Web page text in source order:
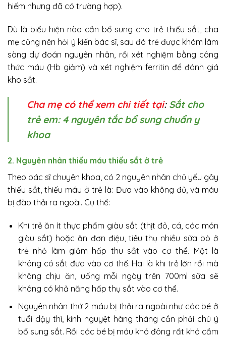
hiếm nhưng đã có trường hợp).
Dù là biểu hiện nào cần bổ sung cho trẻ thiếu sắt, cha
mẹ cũng nên hỏi ý kiến bác sĩ, sau đó trẻ được khám lâm
sàng dự đoán nguyên nhân, rồi xét nghiệm bằng công
thức máu (Hb giảm) và xét nghiệm ferritin để đánh giá
kho sắt.
Cha mẹ có thể xem chi tiết tại:Sắt cho
trẻ em: 4 nguyên tắc bổ sung chuẩn y
khoa
2. Nguyên nhân thiếu máu thiếu sắt ở trẻ
Theo bác sĩ chuyên khoa, có 2 nguyên nhân chủ yếu gây
thiếu sắt, thiếu máu ở trẻ là: Đưa vào không đủ, và máu
bị đào thải ra ngoài. Cụ thể:
Khi trẻ ăn ít thực phẩm giàu sắt (thịt đỏ, cá, các món
giàu sắt) hoặc ăn đơn điệu, tiêu thụ nhiều sữa bò ở
trẻ nhỏ làm giảm hấp thu sắt vào cơ thể. Một là
không có sắt đưa vào cơ thể. Hai là khi trẻ lớn rồi mà
không chịu ăn, uống mỗi ngày trên 700ml sữa sẽ
không có khả năng hấp thụ sắt vào cơ thể.
Nguyên nhân thứ 2 máu bị thải ra ngoài như các bé ở
tuổi dậy thì, kinh nguyệt hàng tháng cần phải chú ý
bổ sung sắt. Rồi các bé bị máu khó đông rất khó cầm